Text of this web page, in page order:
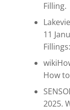
Filling.
11
How
2025.